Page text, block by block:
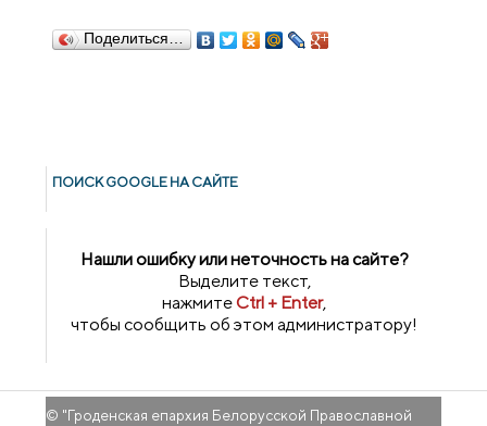
Поделиться…
ПОИСК GOОGLE НА САЙТЕ
Нашли ошибку или неточность на сайте?
Выделите текст,
нажмитеCtrl + Enter,
чтобы сообщить об этом администратору!
© "Гроденская епархия Белорусской Православной